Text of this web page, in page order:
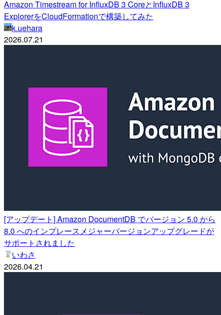
Amazon Timestream for InfluxDB 3 CoreとInfluxDB 3
ExplorerをCloudFormationで構築してみた
k.uehara
2026.07.21
[アップデート] Amazon DocumentDB でバージョン 5.0 から
8.0 へのインプレースメジャーバージョンアップグレードが
サポートされました
いわさ
2026.04.21